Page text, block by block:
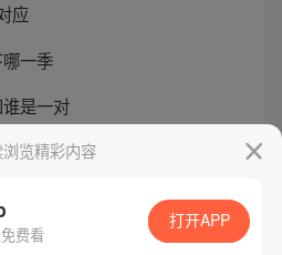
应
一季
是一对
览精彩内容
费看
打开APP